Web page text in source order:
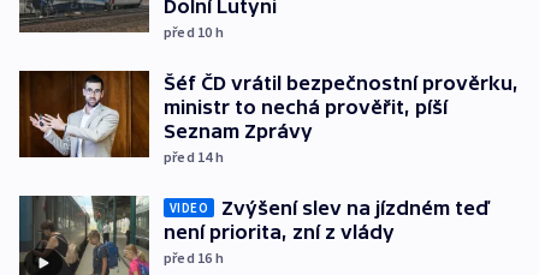
Dolní Lutyni
před 10 h
Šéf ČD vrátil bezpečnostní prověrku,
ministr to nechá prověřit, píší
Seznam Zprávy
před 14h
VIDEO
Zvýšení slev na jízdném teď
není priorita, zní z vlády
před 16 h